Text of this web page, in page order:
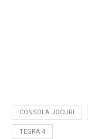
CONSOLA JOCURI
TEGRA 4